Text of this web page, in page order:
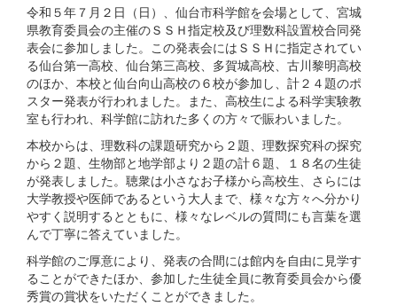
令和５年７月２日（日）、仙台市科学館を会場として、宮城
県教育委員会の主催のＳＳＨ指定校及び理数科設置校合同発
表会に参加しました。この発表会にはＳＳＨに指定されてい
る仙台第一高校、仙台第三高校、多賀城高校、古川黎明高校
のほか、本校と仙台向山高校の６校が参加し、計２４題のポ
スター発表が行われました。また、高校生による科学実験教
室も行われ、科学館に訪れた多くの方々で賑わいました。
本校からは、理数科の課題研究から２題、理数探究科の探究
から２題、生物部と地学部より２題の計６題、１８名の生徒
が発表しました。聴衆は小さなお子様から高校生、さらには
大学教授や医師であるという大人まで、様々な方々へ分かり
やすく説明するとともに、様々なレベルの質問にも言葉を選
んで丁寧に答えていました。
科学館のご厚意により、発表の合間には館内を自由に見学す
ることができたほか、参加した生徒全員に教育委員会から優
秀賞の賞状をいただくことができました。